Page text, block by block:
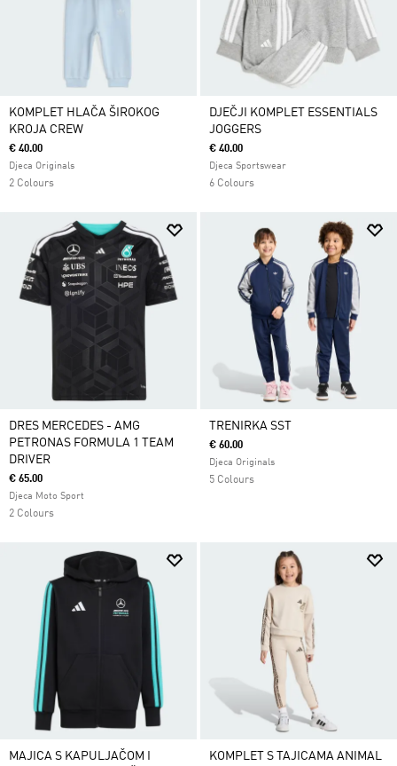
KOMPLET HLAČA ŠIROKOG
KROJA CREW
€ 40.00
Djeca Originals
2 Colours
DJEČJI KOMPLET ESSENTIALS
JOGGERS
€ 40.00
Djeca Sportswear
6 Colours
DRES MERCEDES - AMG
PETRONAS FORMULA 1 TEAM
DRIVER
€ 65.00
Djeca Moto Sport
2 Colours
TRENIRKA SST
€ 60.00
Djeca Originals
5 Colours
MAJICA S KAPULJAČOM I
KOMPLET S TAJICAMA ANIMAL